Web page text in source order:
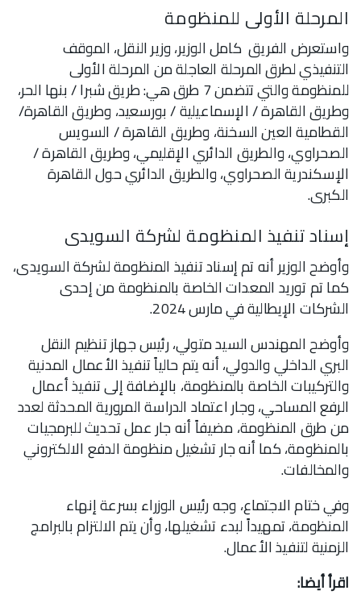
المرحلة الأولى للمنظومة
واستعرض الفريق كامل الوزير، وزير النقل، الموقف
التنفيذي لطرق المرحلة العاجلة من المرحلة الأولى
للمنظومة والتي تتضمن 7 طرق هي: طريق شبرا / بنها الحر،
وطريق القاهرة / الإسماعيلية / بورسعيد، وطريق القاهرة/
القطامية العين السخنة، وطريق القاهرة / السويس
الصحراوي، والطريق الدائري الإقليمي، وطريق القاهرة /
الإسكندرية الصحراوي، والطريق الدائري حول القاهرة
الكبرى.
إسناد تنفيذ المنظومة لشركة السويدى
وأوضح الوزير أنه تم إسناد تنفيذ المنظومة لشركة السويدى،
كما تم توريد المعدات الخاصة بالمنظومة من إحدى
الشركات الإيطالية في مارس 2024.
وأوضح المهندس السيد متولي، رئيس جهاز تنظيم النقل
البري الداخلي والدولي، أنه يتم حالياً تنفيذ الأعمال المدنية
والتركيبات الخاصة بالمنظومة، بالإضافة إلى تنفيذ أعمال
الرفع المساحي، وجار اعتماد الدراسة المرورية المحدثة لعدد
من طرق المنظومة، مضيفاً أنه جار عمل تحديث للبرمجيات
بالمنظومة، كما أنه جار تشغيل منظومة الدفع الالكتروني
والمخالفات.
وفي ختام الاجتماع، وجه رئيس الوزراء بسرعة إنهاء
المنظومة، تمهيداً لبدء تشغيلها، وأن يتم الالتزام بالبرامج
الزمنية لتنفيذ الأعمال.
اقرأ أيضا: